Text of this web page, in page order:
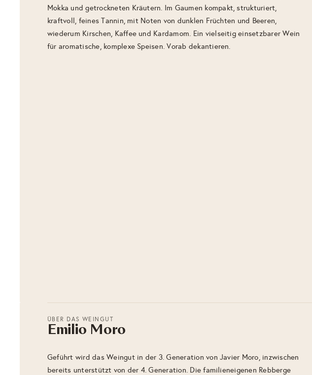
Mokka und getrockneten Kräutern. Im Gaumen kompakt, strukturiert,
kraftvoll, feines Tannin, mit Noten von dunklen Früchten und Beeren,
wiederum Kirschen, Kaffee und Kardamom. Ein vielseitig einsetzbarer Wein
für aromatische, komplexe Speisen. Vorab dekantieren.
ÜBER DAS WEINGUT
Emilio Moro
Geführt wird das Weingut in der 3. Generation von Javier Moro, inzwischen
bereits unterstützt von der 4. Generation. Die familieneigenen Rebberge